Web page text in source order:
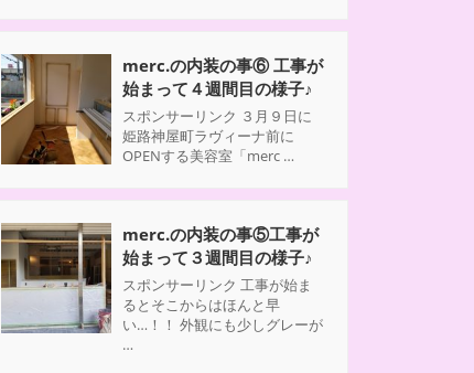
merc.の内装の事⑥ 工事が
始まって４週間目の様子♪
スポンサーリンク ３月９日に
姫路神屋町ラヴィーナ前に
OPENする美容室「merc …
merc.の内装の事⑤工事が
始まって３週間目の様子♪
スポンサーリンク 工事が始ま
るとそこからはほんと早
い…！！ 外観にも少しグレーが
…